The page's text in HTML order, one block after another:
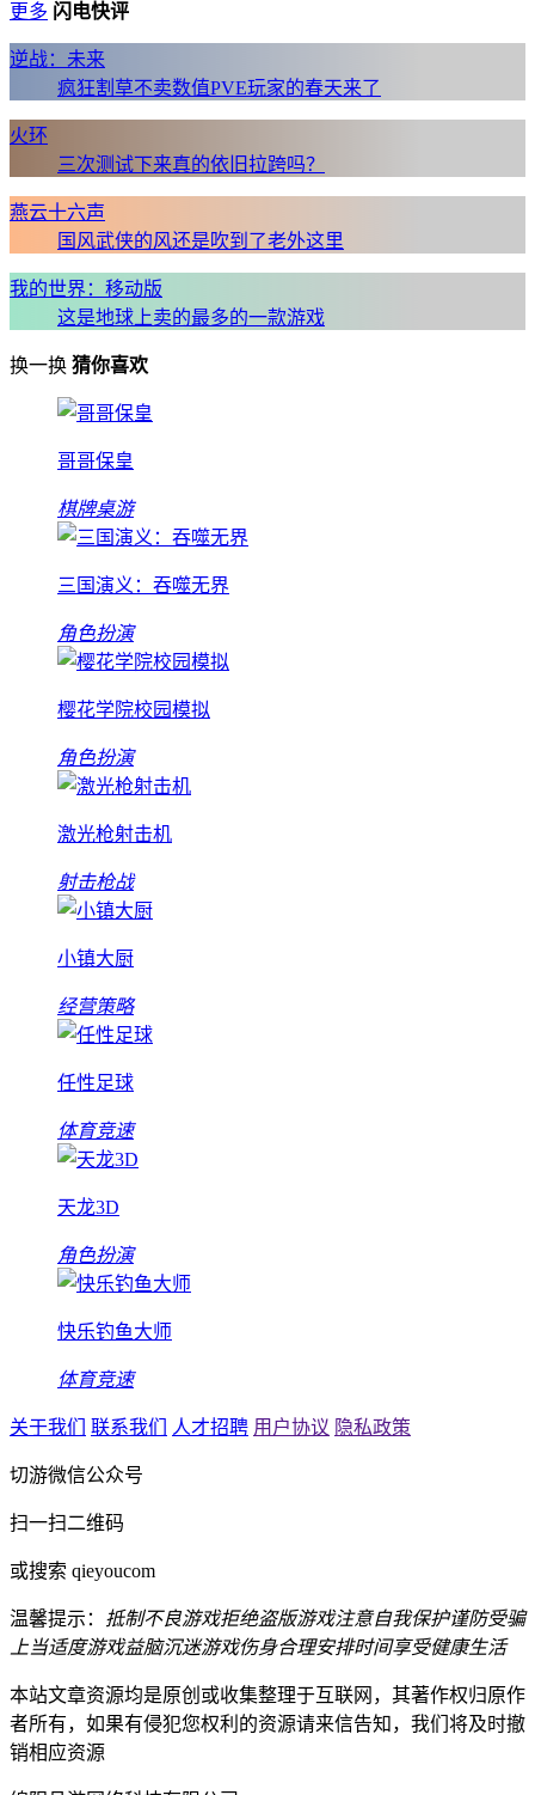
更多 闪电快评
逆战：未来
疯狂割草不卖数值PVE玩家的春天来了
火环
三次测试下来真的依旧拉跨吗？
燕云十六声
国风武侠的风还是吹到了老外这里
我的世界：移动版
这是地球上卖的最多的一款游戏
换一换 猜你喜欢
哥哥保皇
棋牌桌游
三国演义：吞噬无界
角色扮演
樱花学院校园模拟
角色扮演
激光枪射击机
射击枪战
小镇大厨
经营策略
任性足球
体育竞速
天龙3D
角色扮演
快乐钓鱼大师
体育竞速
关于我们 联系我们 人才招聘 用户协议 隐私政策
切游微信公众号
扫一扫二维码
或搜索 qieyoucom
温馨提示： 抵制不良游戏拒绝盗版游戏注意自我保护谨防受骗
上当适度游戏益脑沉迷游戏伤身合理安排时间享受健康生活
本站文章资源均是原创或收集整理于互联网，其著作权归原作
者所有，如果有侵犯您权利的资源请来信告知，我们将及时撤
销相应资源